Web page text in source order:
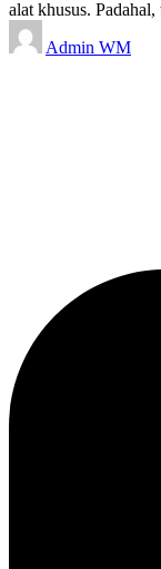
alat khusus.
Posted
by
Admin WM